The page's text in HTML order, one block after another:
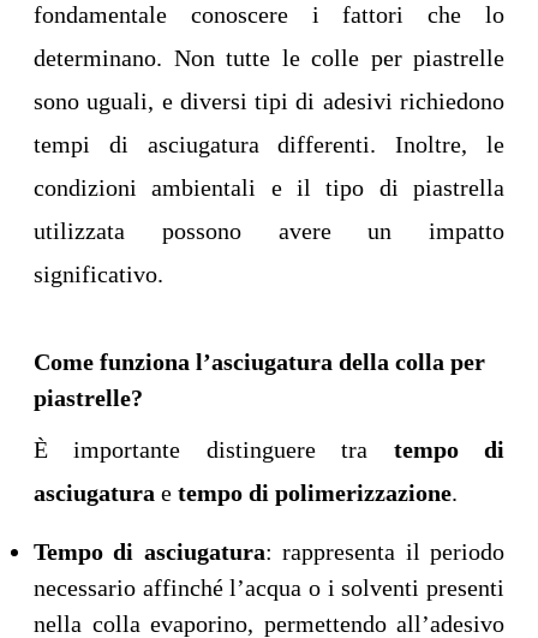
fondamentale conoscere i fattori che lo
determinano. Non tutte le colle per piastrelle
sono uguali, e diversi tipi di adesivi richiedono
tempi di asciugatura differenti. Inoltre, le
condizioni ambientali e il tipo di piastrella
utilizzata possono avere un impatto
significativo.
Come funziona l’asciugatura della colla per
piastrelle?
È importante distinguere tra tempo di
asciugatura e tempo di polimerizzazione.
Tempo di asciugatura: rappresenta il periodo
necessario affinché l’acqua o i solventi presenti
nella colla evaporino, permettendo all’adesivo